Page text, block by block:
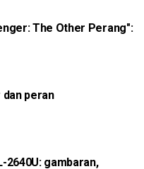
The Other Perang":
peran
2640U: gambaran,